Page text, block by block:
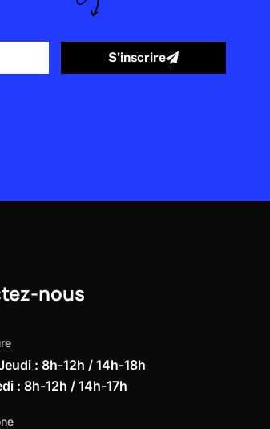
S’inscrire
nous
: 8h-12h / 14h-18h
: 8h-12h / 14h-17h